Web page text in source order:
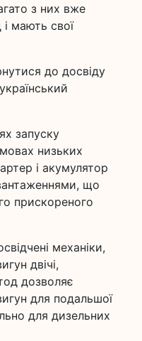
з них вже
мають свої
до досвіду
запуску
низьких
і акумулятор
що
прискореного
механіки,
двічі,
дозволяє
для подальшої
для дизельних